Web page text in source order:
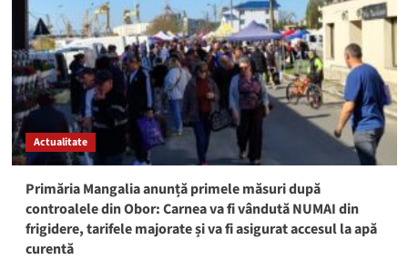
Actualitate
Primăria Mangalia anunță primele măsuri după
controalele din Obor: Carnea va fi vândută NUMAI din
frigidere, tarifele majorate și va fi asigurat accesul la apă
curentă